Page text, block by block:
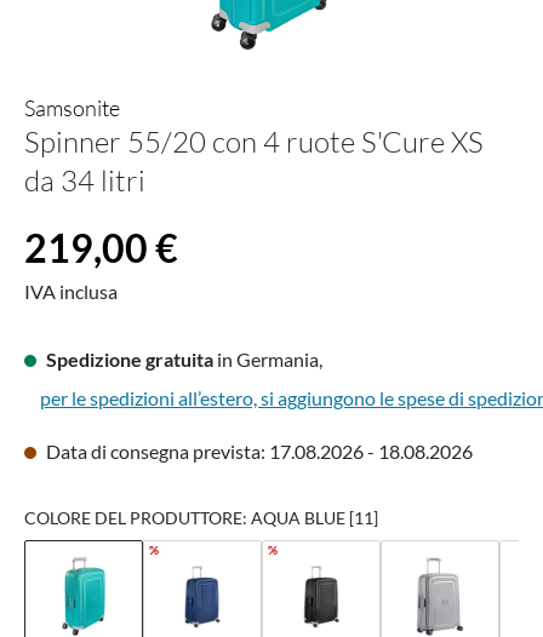
Samsonite
Spinner 55/20 con 4 ruote S'Cure XS
da 34 litri
Prezzo normale:
219,00 €
IVA inclusa
Spedizione gratuita in Germania,
per le spedizioni all’estero, si aggiungono le spese di
Data di consegna prevista: 17.08.2026 - 18.08.2026
COLORE DEL PRODUTTORE: AQUA BLUE [11]
% %